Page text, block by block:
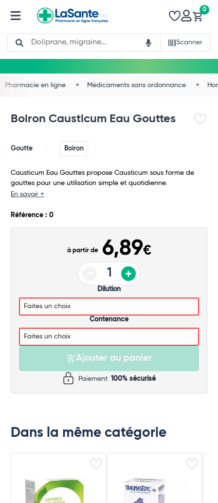
Search
Scanner
0
Total
Pharmacie en ligne Médicaments sans ordonnance
Boiron Causticum Eau Gouttes
Goutte Boiron
Causticum Eau Gouttes propose Causticum sous forme de
gouttes pour une utilisation simple et quotidienne.
En savoir +
Référence : 0
à partir de 6,89€
Dilution
Contenance
Ajouter au panier
Paiement 100% sécurisé
Dans la même catégorie